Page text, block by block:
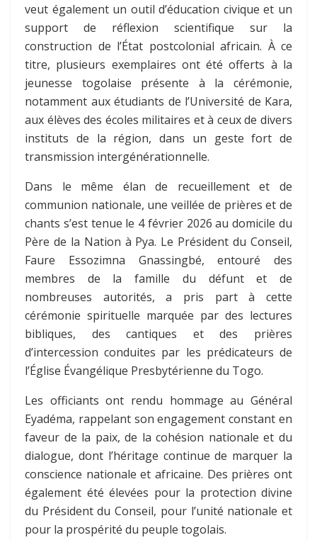
veut également un outil d’éducation civique et un
support de réflexion scientifique sur la
construction de l’État postcolonial africain. À ce
titre, plusieurs exemplaires ont été offerts à la
jeunesse togolaise présente à la cérémonie,
notamment aux étudiants de l’Université de Kara,
aux élèves des écoles militaires et à ceux de divers
instituts de la région, dans un geste fort de
transmission intergénérationnelle.
Dans le même élan de recueillement et de
communion nationale, une veillée de prières et de
chants s’est tenue le 4 février 2026 au domicile du
Père de la Nation à Pya. Le Président du Conseil,
Faure Essozimna Gnassingbé, entouré des
membres de la famille du défunt et de
nombreuses autorités, a pris part à cette
cérémonie spirituelle marquée par des lectures
bibliques, des cantiques et des prières
d’intercession conduites par les prédicateurs de
l’Église Évangélique Presbytérienne du Togo.
Les officiants ont rendu hommage au Général
Eyadéma, rappelant son engagement constant en
faveur de la paix, de la cohésion nationale et du
dialogue, dont l’héritage continue de marquer la
conscience nationale et africaine. Des prières ont
également été élevées pour la protection divine
du Président du Conseil, pour l’unité nationale et
pour la prospérité du peuple togolais.